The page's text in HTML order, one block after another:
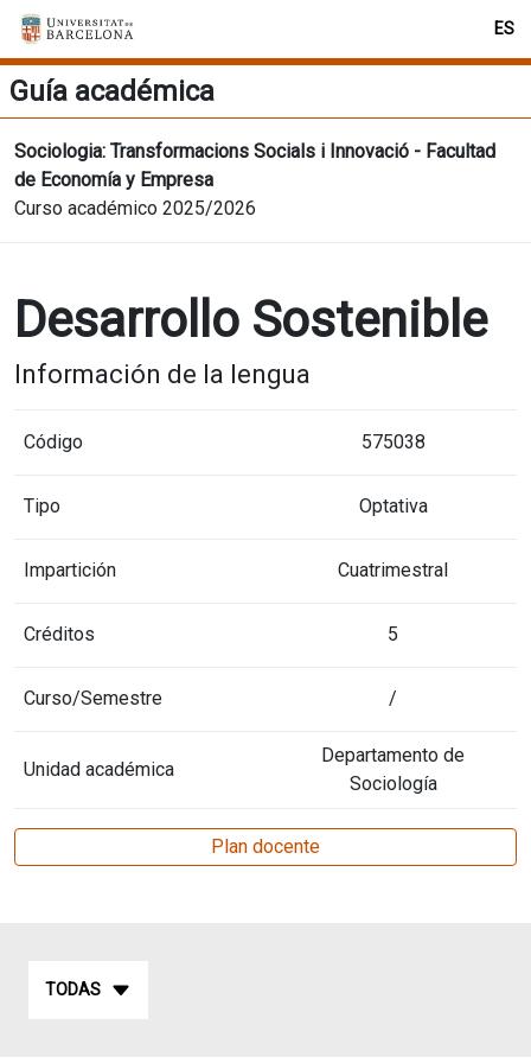
ES
Guía académica
Sociologia: Transformacions Socials i Innovació - Facultad
de Economía y Empresa
Curso académico 2025/2026
Desarrollo Sostenible
Información de la lengua
Código 575038
Tipo Optativa
Impartición Cuatrimestral
Créditos 5
Curso/Semestre /
Unidad académica
Departamento de
Sociología
Plan docente
TODAS